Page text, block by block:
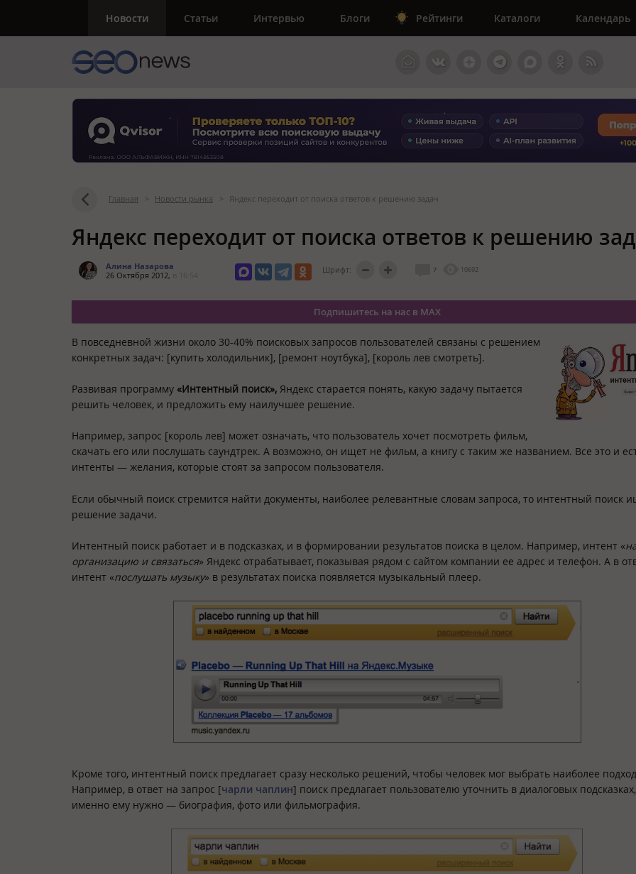
Новости Статьи Интервью Блоги Рейтинги Каталоги Календарь
Главная > Новости рынка > Яндекс переходит от поиска ответов к решению задач
Яндекс переходит от поиска ответов к решению
Алина Назарова
26 Октября 2012,
Шрифт: 7 10692
Подпишитесь на нас в MAX
В повседневной жизни около 30-40% поисковых запросов пользователей связаны с решением
конкретных задач: [купить холодильник], [ремонт ноутбука], [король лев смотреть].
Развивая программу «Интентный поиск», Яндекс старается понять, какую задачу пытается
решить человек, и предложить ему наилучшее решение.
Например, запрос [король лев] может означать, что пользователь хочет посмотреть фильм,
скачать его или послушать саундтрек. А возможно, он ищет не фильм, а книгу с таким же названием. Все это и
интенты — желания, которые стоят за запросом пользователя.
Если обычный поиск стремится найти документы, наиболее релевантные словам запроса, то интентный поиск
решение задачи.
Интентный поиск работает и в подсказках, и в формировании результатов поиска в целом. Например, интент «
организацию и связаться» Яндекс отрабатывает, показывая рядом с сайтом компании ее адрес и телефон. А в
интент «послушать музыку» в результатах поиска появляется музыкальный плеер.
Кроме того, интентный поиск предлагает сразу несколько решений, чтобы человек мог выбрать наиболее
Например, в ответ на запрос [чарли чаплин] поиск предлагает пользователю уточнить в диалоговых
именно ему нужно — биография, фото или фильмография.